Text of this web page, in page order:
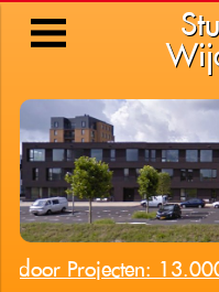
Projecten: